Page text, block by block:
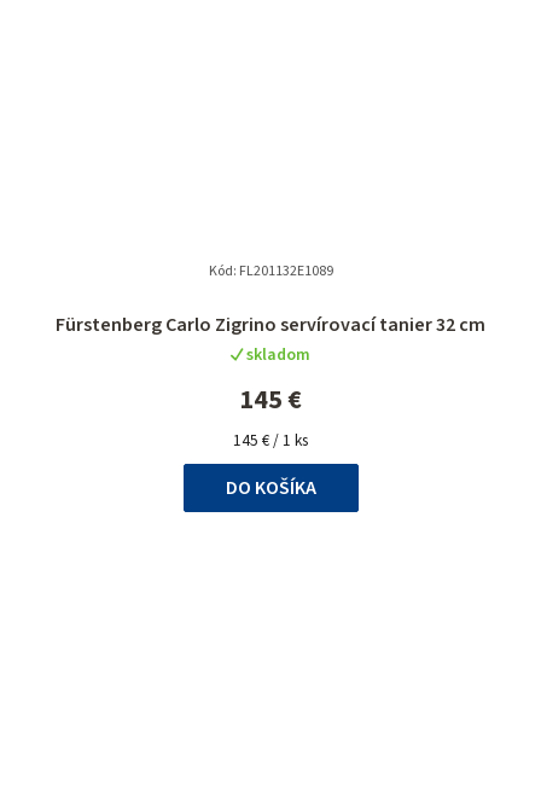
Fürstenberg Carlo Zigrino servírovací tanier 32 cm
skladom
145 €
Jednotková
cena:
145 € / 1 ks
DO KOŠÍKA
Kód: FL201132E1089